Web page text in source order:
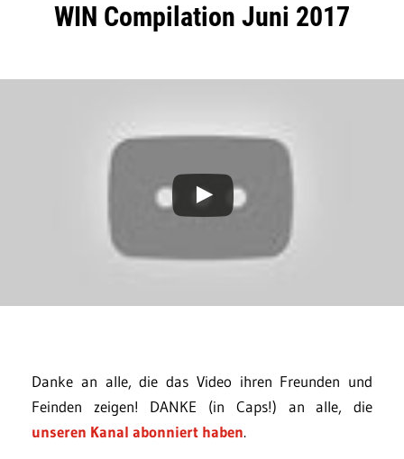
WIN Compilation Juni 2017
Danke an alle, die das Video ihren Freunden und
Feinden zeigen! DANKE (in Caps!) an alle, die
unseren Kanal abonniert haben.